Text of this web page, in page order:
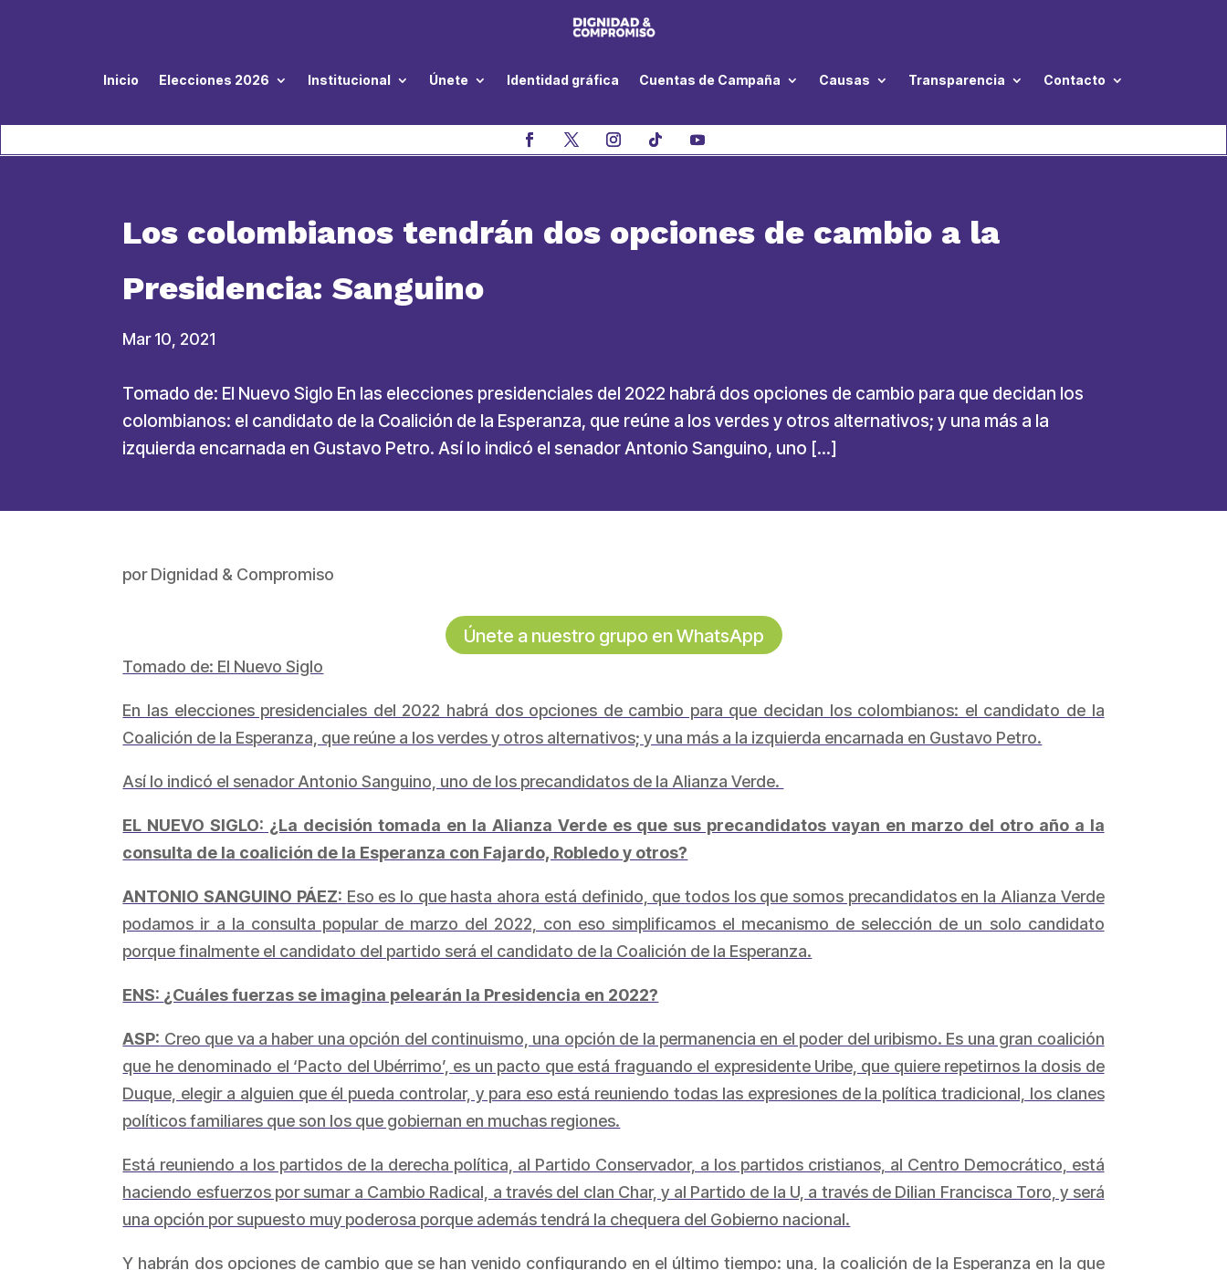
Inicio Elecciones 2026 Institucional Únete Identidad gráfica Cuentas de Campaña Causas Transparencia Contacto
Los colombianos tendrán dos opciones de cambio a la
Presidencia: Sanguino ​​​​​​​
Mar 10, 2021
Tomado de: El Nuevo Siglo En las elecciones presidenciales del 2022 habrá dos opciones de cambio para que decidan los
colombianos: el candidato de la Coalición de la Esperanza, que reúne a los verdes y otros alternativos; y una más a la
izquierda encarnada en Gustavo Petro. Así lo indicó el senador Antonio Sanguino, uno […]
porDignidad & Compromiso
Únete a nuestro grupo en WhatsApp
Tomado de: El Nuevo Siglo
En las elecciones presidenciales del 2022 habrá dos opciones de cambio para que decidan los colombianos: el candidato de la
Coalición de la Esperanza, que reúne a los verdes y otros alternativos; y una más a la izquierda encarnada en Gustavo Petro.
Así lo indicó el senador Antonio Sanguino, uno de los precandidatos de la Alianza Verde.
EL NUEVO SIGLO: ¿La decisión tomada en la Alianza Verde es que sus precandidatos vayan en marzo del otro año a la
consulta de la coalición de la Esperanza con Fajardo, Robledo y otros?
ANTONIO SANGUINO PÁEZ: Eso es lo que hasta ahora está definido, que todos los que somos precandidatos en la Alianza Verde
podamos ir a la consulta popular de marzo del 2022, con eso simplificamos el mecanismo de selección de un solo candidato
porque finalmente el candidato del partido será el candidato de la Coalición de la Esperanza.
ENS: ¿Cuáles fuerzas se imagina pelearán la Presidencia en 2022?
ASP: Creo que va a haber una opción del continuismo, una opción de la permanencia en el poder del uribismo. Es una gran coalición
que he denominado el ‘Pacto del Ubérrimo’, es un pacto que está fraguando el expresidente Uribe, que quiere repetirnos la dosis de
Duque, elegir a alguien que él pueda controlar, y para eso está reuniendo todas las expresiones de la política tradicional, los clanes
políticos familiares que son los que gobiernan en muchas regiones.
Está reuniendo a los partidos de la derecha política, al Partido Conservador, a los partidos cristianos, al Centro Democrático, está
haciendo esfuerzos por sumar a Cambio Radical, a través del clan Char, y al Partido de la U, a través de Dilian Francisca Toro, y será
una opción por supuesto muy poderosa porque además tendrá la chequera del Gobierno nacional.
Y habrán dos opciones de cambio que se han venido configurando en el último tiempo: una, la coalición de la Esperanza en la que